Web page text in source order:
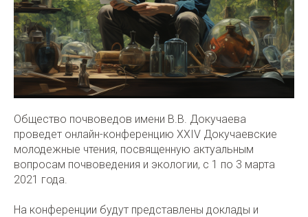
Общество почвоведов имени В.В. Докучаева
проведет онлайн-конференцию XXIV Докучаевские
молодежные чтения, посвященную актуальным
вопросам почвоведения и экологии, с 1 по 3 марта
2021 года.
На конференции будут представлены доклады и